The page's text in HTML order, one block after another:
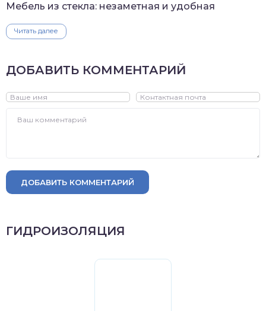
Мебель из стекла: незаметная и удобная
Читать далее
ДОБАВИТЬ КОММЕНТАРИЙ
ДОБАВИТЬ КОММЕНТАРИЙ
ГИДРОИЗОЛЯЦИЯ